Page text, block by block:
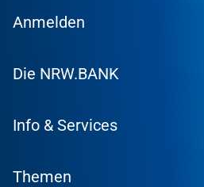
Anmelden
Kundenportal
Die NRW.BANK
Presse
Research
Info & Services
Produktsuche
Themen